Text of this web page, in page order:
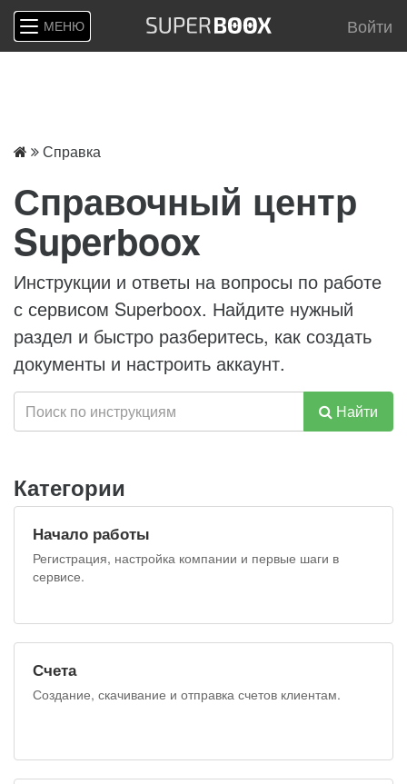
МЕНЮ Войти
Справка
Справочный центр
Superboox
Инструкции и ответы на вопросы по работе
с сервисом Superboox. Найдите нужный
раздел и быстро разберитесь, как создать
документы и настроить аккаунт.
Найти
Категории
Начало работы
Регистрация, настройка компании и первые шаги в
сервисе.
Счета
Создание, скачивание и отправка счетов клиентам.